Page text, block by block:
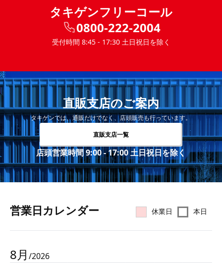
タキゲンフリーコール
0800-222-2004
受付時間 8:45 - 17:30 土日祝日を除く
直販支店のご案内
タキゲンでは、通販だけでなく、店頭販売も行っています。
直販支店一覧
店頭営業時間 9:00 - 17:00 土日祝日を除く
営業⽇カレンダー 休業日 本日
8月 /2026